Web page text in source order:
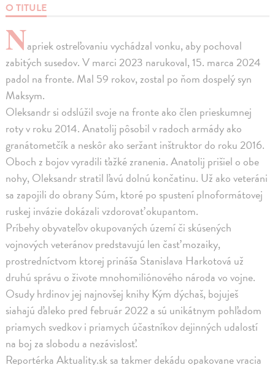
O TITULE
Napriek ostreľovaniu vychádzal vonku, aby pochoval
zabitých susedov. V marci 2023 narukoval, 15. marca 2024
padol na fronte. Mal 59 rokov, zostal po ňom dospelý syn
Maksym.
Oleksandr si odslúžil svoje na fronte ako člen prieskumnej
roty v roku 2014. Anatolij pôsobil v radoch armády ako
granátometčík a neskôr ako seržant inštruktor do roku 2016.
Oboch z bojov vyradili ťažké zranenia. Anatolij prišiel o obe
nohy, Oleksandr stratil ľavú dolnú končatinu. Už ako veteráni
sa zapojili do obrany Súm, ktoré po spustení plnoformátovej
ruskej invázie dokázali vzdorovať okupantom.
Príbehy obyvateľov okupovaných území či skúsených
vojnových veteránov predstavujú len časť mozaiky,
prostredníctvom ktorej prináša Stanislava Harkotová už
druhú správu o živote mnohomiliónového národa vo vojne.
Osudy hrdinov jej najnovšej knihy Kým dýchaš, bojuješ
siahajú ďaleko pred február 2022 a sú unikátnym pohľadom
priamych svedkov i priamych účastníkov dejinných udalostí
na boj za slobodu a nezávislosť.
Reportérka Aktuality.sk sa takmer dekádu opakovane vracia